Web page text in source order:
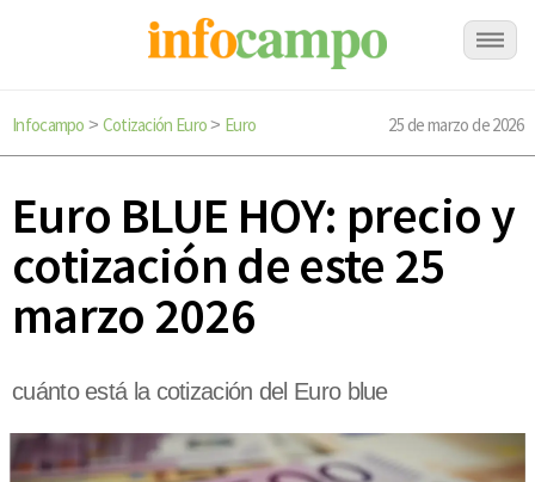
Infocampo > Cotización Euro> Euro 25 de marzo de 2026
Euro BLUE HOY: precio y
cotización de este 25
marzo 2026
cuánto está la cotización del Euro blue